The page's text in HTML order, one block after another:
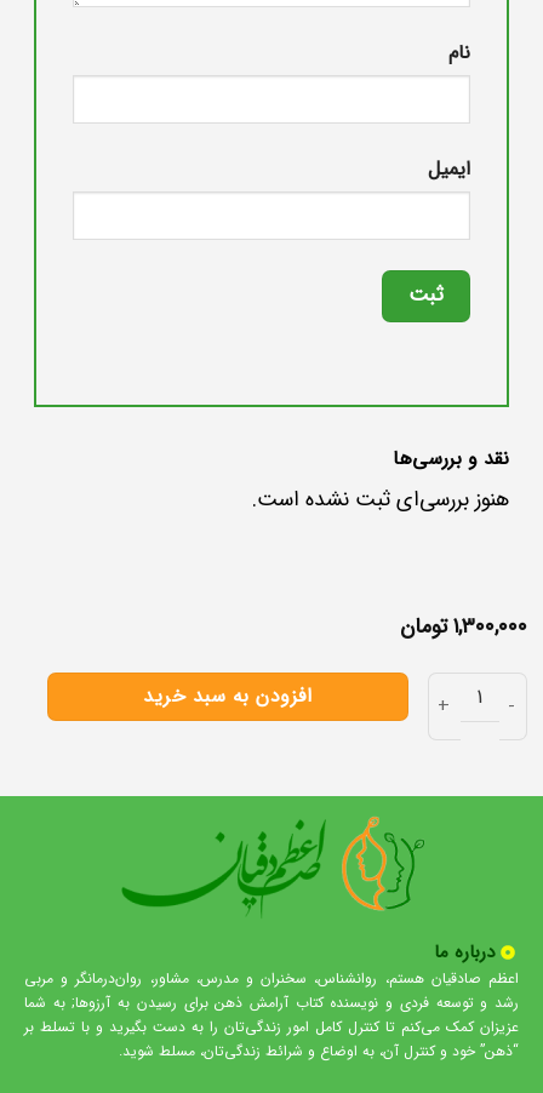
نقد و بررسی‌ها
هنوز بررسی‌ای ثبت نشده است.
نام
ایمیل
۱,۳۰۰,۰۰۰ تومان
افزودن به سبد خرید
درباره ما
اعظم صادقیان هستم، روانشناس، سخنران و مدرس، مشاور، روان‌درمانگر و مربی
رشد و توسعه فردی و نویسنده کتاب آرامش ذهن برای رسیدن به آرزوها; به شما
عزیزان کمک می‌کنم تا کنترل کامل امور زندگی‌تان را به دست بگیرید و با تسلط بر
“ذهن” خود و کنترل آن، به اوضاع و شرائط زندگی‌تان، مسلط شوید.